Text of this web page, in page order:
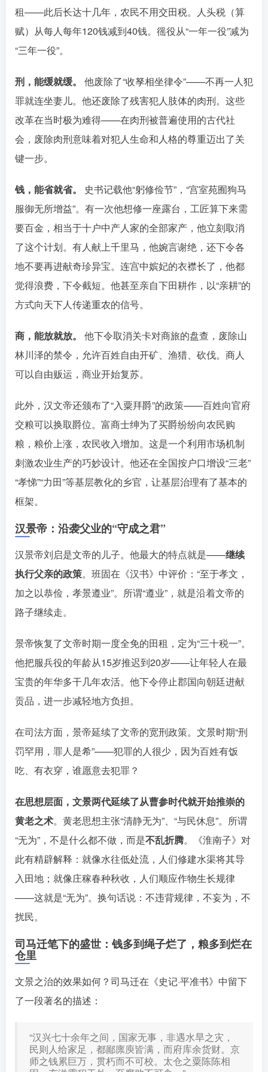
租——此后长达十几年，农民不用交田税。人头税（算
赋）从每人每年120钱减到40钱󠄹󠅀󠄪󠄢󠄡󠄦󠄞󠄧󠄣󠄞󠄢󠄡󠄦󠄞󠄡󠄠󠄡󠅬󠅅󠅃󠄵󠅂󠄪󠅗󠅥󠅕󠅣󠅤󠅬󠅄󠄹󠄽󠄵󠄪󠄢󠄠󠄢󠄦󠄝󠄠󠄨󠄝󠄠󠄩󠄐󠄡󠄢󠄪󠄢󠄩󠄪󠄡󠄢󠅬󠅨󠅙󠅑󠅟󠅗󠅒󠄞󠅓󠅟󠅝󠄐󠇕󠆠󠅿󠇖󠆄󠆩󠇕󠅿󠆈󠇗󠆭󠆁󠄐󠇗󠅹󠅸󠇖󠆍󠅳󠇖󠅹󠅰󠇖󠆌󠅹。徭役从“一年一役”减为
“三年一役”。
刑，能缓就缓。
他废除了“收孥相坐律令”——不再一人犯
罪就连坐妻儿。他还废除了残害犯人肢体的肉刑。这些
改革在当时极为难得——在肉刑被普遍使用的古代社
会，废除肉刑意味着对犯人生命和人格的尊重迈出了关
键一步。󠄹󠅀󠄪󠄢󠄡󠄦󠄞󠄧󠄣󠄞󠄢󠄡󠄦󠄞󠄡󠄠󠄡󠅬󠅅󠅃󠄵󠅂󠄪󠅗󠅥󠅕󠅣󠅤󠅬󠅄󠄹󠄽󠄵󠄪󠄢󠄠󠄢󠄦󠄝󠄠󠄨󠄝󠄠󠄩󠄐󠄡󠄢󠄪󠄢󠄩󠄪󠄡󠄢󠅬󠅨󠅙󠅑󠅟󠅗󠅒󠄞󠅓󠅟󠅝󠄐󠇕󠆠󠅿󠇖󠆄󠆩󠇕󠅿󠆈󠇗󠆭󠆁󠄐󠇗󠅹󠅸󠇖󠆍󠅳󠇖󠅹󠅰󠇖󠆌󠅹
钱，能省就省。 史书记载他“躬修俭节” ，“宫室苑囿狗马
服御无所增益”。有一次他想修一座露台，工匠算下来需
要百金，相当于十户中产人家的全部家产，他立刻取消
了这个计划󠄹󠅀󠄪󠄢󠄡󠄦󠄞󠄧󠄣󠄞󠄢󠄡󠄦󠄞󠄡󠄠󠄡󠅬󠅅󠅃󠄵󠅂󠄪󠅗󠅥󠅕󠅣󠅤󠅬󠅄󠄹󠄽󠄵󠄪󠄢󠄠󠄢󠄦󠄝󠄠󠄨󠄝󠄠󠄩󠄐󠄡󠄢󠄪󠄢󠄩󠄪󠄡󠄢󠅬󠅨󠅙󠅑󠅟󠅗󠅒󠄞󠅓󠅟󠅝󠄐󠇕󠆠󠅿󠇖󠆄󠆩󠇕󠅿󠆈󠇗󠆭󠆁󠄐󠇗󠅹󠅸󠇖󠆍󠅳󠇖󠅹󠅰󠇖󠆌󠅹。有人献上千里马，他婉言谢绝，还下令各
地不要再进献奇珍异宝。连宫中嫔妃的衣襟长了，他都
觉得浪费，下令截短。他甚至亲自下田耕作，以“亲耕”的
方式向天下人传递重农的信号。󠄹󠅀󠄪󠄢󠄡󠄦󠄞󠄧󠄣󠄞󠄢󠄡󠄦󠄞󠄡󠄠󠄡󠅬󠅅󠅃󠄵󠅂󠄪󠅗󠅥󠅕󠅣󠅤󠅬󠅄󠄹󠄽󠄵󠄪󠄢󠄠󠄢󠄦󠄝󠄠󠄨󠄝󠄠󠄩󠄐󠄡󠄢󠄪󠄢󠄩󠄪󠄡󠄢󠅬󠅨󠅙󠅑󠅟󠅗󠅒󠄞󠅓󠅟󠅝󠄐󠇕󠆠󠅿󠇖󠆄󠆩󠇕󠅿󠆈󠇗󠆭󠆁󠄐󠇗󠅹󠅸󠇖󠆍󠅳󠇖󠅹󠅰󠇖󠆌󠅹
商，能放就放。
他下令取消关卡对商旅的盘查，废除山
林川泽的禁令，允许百姓自由开矿、渔猎、砍伐󠄹󠅀󠄪󠄢󠄡󠄦󠄞󠄧󠄣󠄞󠄢󠄡󠄦󠄞󠄡󠄠󠄡󠅬󠅅󠅃󠄵󠅂󠄪󠅗󠅥󠅕󠅣󠅤󠅬󠅄󠄹󠄽󠄵󠄪󠄢󠄠󠄢󠄦󠄝󠄠󠄨󠄝󠄠󠄩󠄐󠄡󠄢󠄪󠄢󠄩󠄪󠄡󠄢󠅬󠅨󠅙󠅑󠅟󠅗󠅒󠄞󠅓󠅟󠅝󠄐󠇕󠆠󠅿󠇖󠆄󠆩󠇕󠅿󠆈󠇗󠆭󠆁󠄐󠇗󠅹󠅸󠇖󠆍󠅳󠇖󠅹󠅰󠇖󠆌󠅹。商人
可以自由贩运，商业开始复苏。
此外，汉文帝还颁布了“入粟拜爵”的政策——百姓向官府
交粮可以换取爵位󠄹󠅀󠄪󠄢󠄡󠄦󠄞󠄧󠄣󠄞󠄢󠄡󠄦󠄞󠄡󠄠󠄡󠅬󠅅󠅃󠄵󠅂󠄪󠅗󠅥󠅕󠅣󠅤󠅬󠅄󠄹󠄽󠄵󠄪󠄢󠄠󠄢󠄦󠄝󠄠󠄨󠄝󠄠󠄩󠄐󠄡󠄢󠄪󠄢󠄩󠄪󠄡󠄢󠅬󠅨󠅙󠅑󠅟󠅗󠅒󠄞󠅓󠅟󠅝󠄐󠇕󠆠󠅿󠇖󠆄󠆩󠇕󠅿󠆈󠇗󠆭󠆁󠄐󠇗󠅹󠅸󠇖󠆍󠅳󠇖󠅹󠅰󠇖󠆌󠅹。富商士绅为了买爵纷纷向农民购
粮，粮价上涨，农民收入增加。这是一个利用市场机制
刺激农业生产的巧妙设计。他还在全国按户口增设“三老”
“孝悌”“力田”等基层教化的乡官󠄹󠅀󠄪󠄢󠄡󠄦󠄞󠄧󠄣󠄞󠄢󠄡󠄦󠄞󠄡󠄠󠄡󠅬󠅅󠅃󠄵󠅂󠄪󠅗󠅥󠅕󠅣󠅤󠅬󠅄󠄹󠄽󠄵󠄪󠄢󠄠󠄢󠄦󠄝󠄠󠄨󠄝󠄠󠄩󠄐󠄡󠄢󠄪󠄢󠄩󠄪󠄡󠄢󠅬󠅨󠅙󠅑󠅟󠅗󠅒󠄞󠅓󠅟󠅝󠄐󠇕󠆠󠅿󠇖󠆄󠆩󠇕󠅿󠆈󠇗󠆭󠆁󠄐󠇗󠅹󠅸󠇖󠆍󠅳󠇖󠅹󠅰󠇖󠆌󠅹 ，让基层治理有了基本的
框架。
汉景帝：沿袭父业的“守成之君”
汉景帝刘启是文帝的儿子。他最大的特点就是——继续
执行父亲的政策。班固在《汉书》中评价：“至于孝文，
加之以恭俭，孝景遵业”。所谓“遵业”，就是沿着文帝的
路子继续走。
景帝恢复了文帝时期一度全免的田租，定为“三十税一”。
他把服兵役的年龄从15岁推迟到20岁——让年轻人在最
宝贵的年华多干几年农活。他下令停止郡国向朝廷进献
贡品󠄹󠅀󠄪󠄢󠄡󠄦󠄞󠄧󠄣󠄞󠄢󠄡󠄦󠄞󠄡󠄠󠄡󠅬󠅅󠅃󠄵󠅂󠄪󠅗󠅥󠅕󠅣󠅤󠅬󠅄󠄹󠄽󠄵󠄪󠄢󠄠󠄢󠄦󠄝󠄠󠄨󠄝󠄠󠄩󠄐󠄡󠄢󠄪󠄢󠄩󠄪󠄡󠄢󠅬󠅨󠅙󠅑󠅟󠅗󠅒󠄞󠅓󠅟󠅝󠄐󠇕󠆠󠅿󠇖󠆄󠆩󠇕󠅿󠆈󠇗󠆭󠆁󠄐󠇗󠅹󠅸󠇖󠆍󠅳󠇖󠅹󠅰󠇖󠆌󠅹 ，进一步减轻地方负担。
在司法方面，景帝延续了文帝的宽刑政策。文景时期“刑
罚罕用，罪人是希”󠄹󠅀󠄪󠄢󠄡󠄦󠄞󠄧󠄣󠄞󠄢󠄡󠄦󠄞󠄡󠄠󠄡󠅬󠅅󠅃󠄵󠅂󠄪󠅗󠅥󠅕󠅣󠅤󠅬󠅄󠄹󠄽󠄵󠄪󠄢󠄠󠄢󠄦󠄝󠄠󠄨󠄝󠄠󠄩󠄐󠄡󠄢󠄪󠄢󠄩󠄪󠄡󠄢󠅬󠅨󠅙󠅑󠅟󠅗󠅒󠄞󠅓󠅟󠅝󠄐󠇕󠆠󠅿󠇖󠆄󠆩󠇕󠅿󠆈󠇗󠆭󠆁󠄐󠇗󠅹󠅸󠇖󠆍󠅳󠇖󠅹󠅰󠇖󠆌󠅹——犯罪的人很少，因为百姓有饭
吃、有衣穿，谁愿意去犯罪？
在思想层面，文景两代延续了从曹参时代就开始推崇的
黄老之术。黄老思想主张“清静无为”、“与民休息”。所谓
“无为”，不是什么都不做，而是不乱折腾。《淮南子》对
此有精辟解释：就像水往低处流，人们修建水渠将其导
入田地；就像庄稼春种秋收，人们顺应作物生长规律
——这就是“无为”󠄹󠅀󠄪󠄢󠄡󠄦󠄞󠄧󠄣󠄞󠄢󠄡󠄦󠄞󠄡󠄠󠄡󠅬󠅅󠅃󠄵󠅂󠄪󠅗󠅥󠅕󠅣󠅤󠅬󠅄󠄹󠄽󠄵󠄪󠄢󠄠󠄢󠄦󠄝󠄠󠄨󠄝󠄠󠄩󠄐󠄡󠄢󠄪󠄢󠄩󠄪󠄡󠄢󠅬󠅨󠅙󠅑󠅟󠅗󠅒󠄞󠅓󠅟󠅝󠄐󠇕󠆠󠅿󠇖󠆄󠆩󠇕󠅿󠆈󠇗󠆭󠆁󠄐󠇗󠅹󠅸󠇖󠆍󠅳󠇖󠅹󠅰󠇖󠆌󠅹。换句话说：不违背规律，不妄为，不
扰民。
司马迁笔下的盛世：钱多到绳子烂了，粮多到烂在
仓里
文景之治的效果如何？司马迁在《史记·平准书》中留下
了一段著名的描述󠄹󠅀󠄪󠄢󠄡󠄦󠄞󠄧󠄣󠄞󠄢󠄡󠄦󠄞󠄡󠄠󠄡󠅬󠅅󠅃󠄵󠅂󠄪󠅗󠅥󠅕󠅣󠅤󠅬󠅄󠄹󠄽󠄵󠄪󠄢󠄠󠄢󠄦󠄝󠄠󠄨󠄝󠄠󠄩󠄐󠄡󠄢󠄪󠄢󠄩󠄪󠄡󠄢󠅬󠅨󠅙󠅑󠅟󠅗󠅒󠄞󠅓󠅟󠅝󠄐󠇕󠆠󠅿󠇖󠆄󠆩󠇕󠅿󠆈󠇗󠆭󠆁󠄐󠇗󠅹󠅸󠇖󠆍󠅳󠇖󠅹󠅰󠇖󠆌󠅹 ：
“汉兴七十余年之间，国家无事，非遇水旱之灾，
民则人给家足，都鄙廪庾皆满，而府库余货财。京
师之钱累巨万，贯朽而不可校。太仓之粟陈陈相